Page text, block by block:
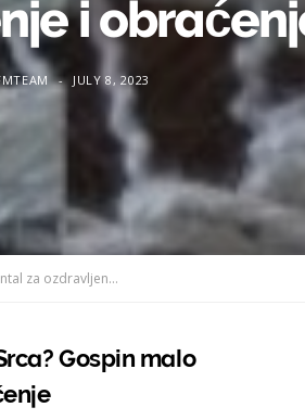
i
JULY 8, 2023
Jeste li čuli za Zeleni škapular Bezgrešnog Srca? Gospin malo poznati sakramental za ozdravljenje i obraćenje
Gospin malo